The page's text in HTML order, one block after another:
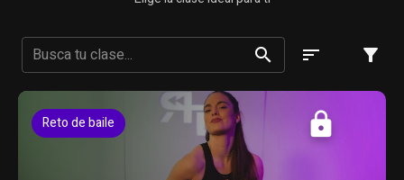
search sort filter_alt
Reto de baile lock